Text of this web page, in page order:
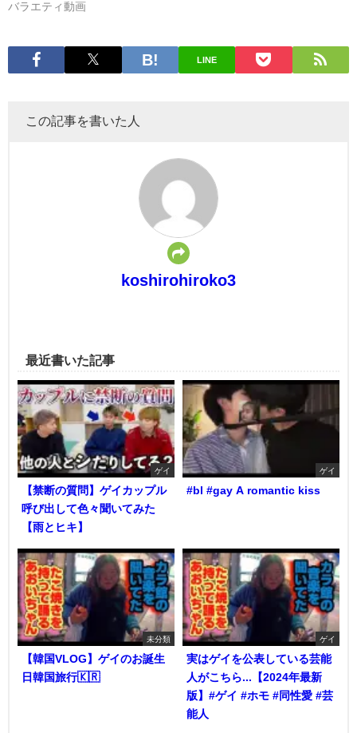
バラエティ動画
LINE
この記事を書いた人
koshirohiroko3
最近書いた記事
ゲイ
【禁断の質問】ゲイカップル
呼び出して色々聞いてみた
【雨とヒキ】
ゲイ
#bl #gay A romantic kiss
未分類
【韓国VLOG】ゲイのお誕生
日韓国旅行🇰🇷
ゲイ
実はゲイを公表している芸能
人がこちら...【2024年最新
版】#ゲイ #ホモ #同性愛 #芸
能人